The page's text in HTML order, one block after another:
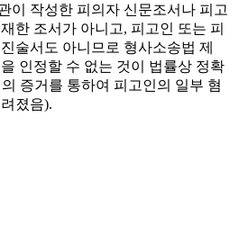
이 작성한 피의자 신문조서나 피고
한 조서가 아니고, 피고인 또는 피
술서도 아니므로 형사소송법 제
인정할 수 없는 것이 법률상 정확
증거를 통하여 피고인의 일부 혐
졌음).